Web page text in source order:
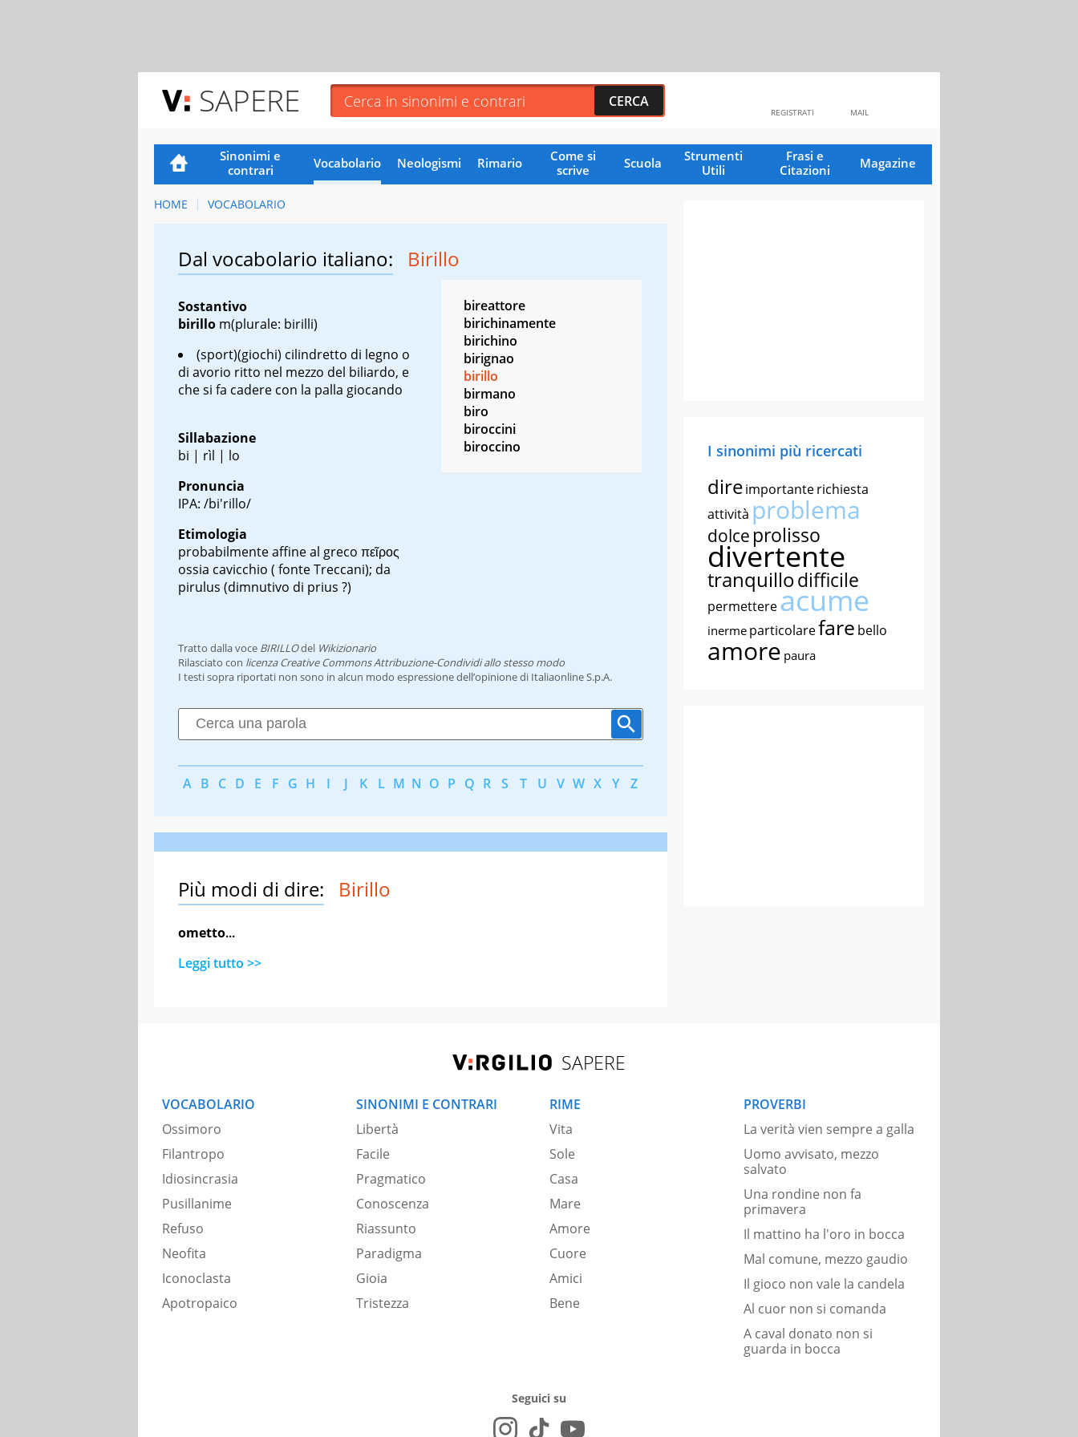
SAPERE MAIL
REGISTRATI
Sinonimi e
contrari
Vocabolario Neologismi Rimario
Come si
scrive
Scuola
Strumenti
Utili
Frasi e
Citazioni
Magazine
HOME VOCABOLARIO
Dal vocabolario italiano: Birillo
Sostantivo
birillo m(plurale: birilli)
(sport)(giochi) cilindretto di legno o
di avorio ritto nel mezzo del biliardo, e
che si fa cadere con la palla giocando
Sillabazione
bi | rìl | lo
Pronuncia
IPA: /bi'rillo/
Etimologia
probabilmente affine al greco πεῖρος
ossia cavicchio ( fonte Treccani); da
pirulus (dimnutivo di prius ?)
bireattore
birichinamente
birichino
birignao
birillo
birmano
biro
biroccini
biroccino
Tratto dalla voce BIRILLOdel Wikizionario
Rilasciato con licenza Creative Commons Attribuzione-Condividi allo stesso modo
I testi sopra riportati non sono in alcun modo espressione dell’opinione di Italiaonline S.p.A.
A B C D E F G H I J K L M N O P Q R S T U V W X Y Z
Più modi di dire: Birillo
ometto...
Leggi tutto >>
I sinonimi più ricercati
direimportanterichiesta
attività problema
dolce prolisso
divertente
tranquillodifficile
permettereacume
inerme particolarefare bello
amore paura
SAPERE
VOCABOLARIO
Ossimoro
Filantropo
Idiosincrasia
Pusillanime
Refuso
Neofita
Iconoclasta
Apotropaico
SINONIMI E CONTRARI
Libertà
Facile
Pragmatico
Conoscenza
Riassunto
Paradigma
Gioia
Tristezza
RIME
Vita
Sole
Casa
Mare
Amore
Cuore
Amici
Bene
PROVERBI
La verità vien sempre a galla
Uomo avvisato, mezzo
salvato
Una rondine non fa
primavera
Il mattino ha l'oro in bocca
Mal comune, mezzo gaudio
Il gioco non vale la candela
Al cuor non si comanda
A caval donato non si
guarda in bocca
Seguici su